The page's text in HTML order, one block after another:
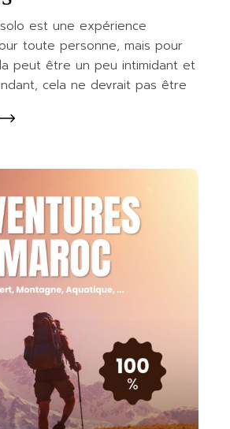
est une expérience
toute personne, mais pour
peut être un peu intimidant et
cela ne devrait pas être